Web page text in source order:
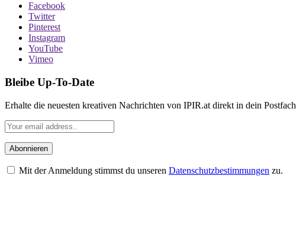
Facebook
Twitter
Pinterest
Instagram
YouTube
Vimeo
Bleibe Up-To-Date
Erhalte die neuesten kreativen Nachrichten von IPIR.at direkt in dein Postfach
Mit der Anmeldung stimmst du unseren Datenschutzbestimmungen zu.